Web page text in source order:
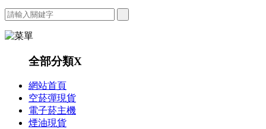
全部分類X
網站首頁
空菸彈現貨
電子菸主機
煙油現貨